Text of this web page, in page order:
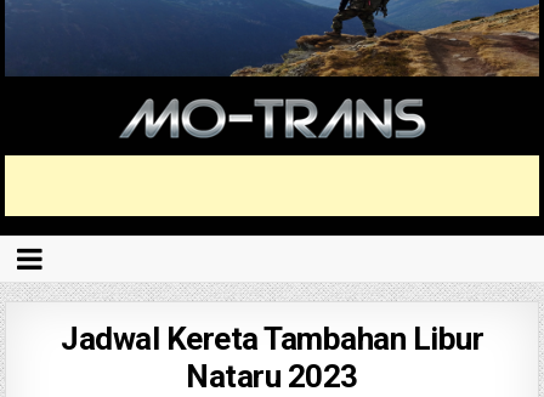
Jadwal Kereta Tambahan Libur
Nataru 2023